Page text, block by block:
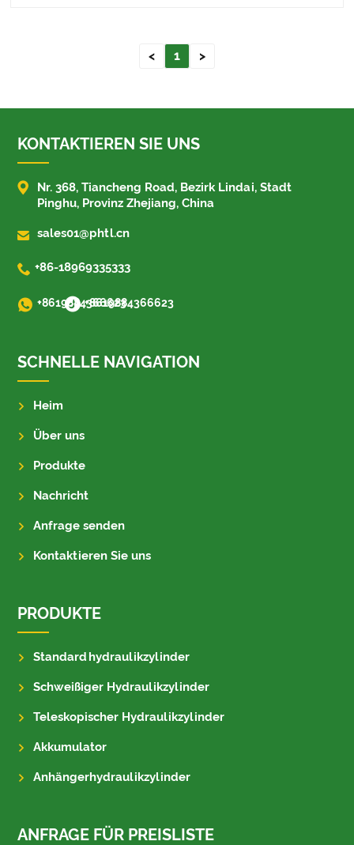
< 1 >
KONTAKTIEREN SIE UNS

Nr. 368, Tiancheng Road, Bezirk Lindai, Stadt
Pinghu, Provinz Zhejiang, China
 sales01@phtl.cn
 +86-18969335333
+8619884366623+8619884366623
SCHNELLE NAVIGATION
Heim
Über uns
Produkte
Nachricht
Anfrage senden
Kontaktieren Sie uns
PRODUKTE
Standardhydraulikzylinder
Schweißiger Hydraulikzylinder
Teleskopischer Hydraulikzylinder
Akkumulator
Anhängerhydraulikzylinder
ANFRAGE FÜR PREISLISTE